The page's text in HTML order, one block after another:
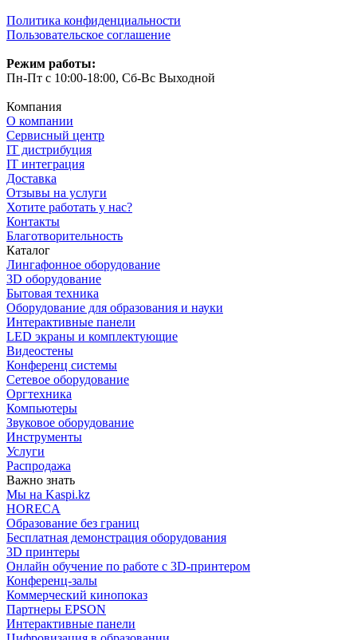
Политика конфиденциальности
Пользовательское соглашение
Режим работы:
Пн-Пт с 10:00-18:00, Сб-Вс Выходной
Компания
О компании
Сервисный центр
IT дистрибуция
IT интеграция
Доставка
Отзывы на услуги
Хотите работать у нас?
Контакты
Благотворительность
Каталог
Лингафонное оборудование
3D оборудование
Бытовая техника
Оборудование для образования и науки
Интерактивные панели
LED экраны и комплектующие
Видеостены
Конференц системы
Сетевое оборудование
Оргтехника
Компьютеры
Звуковое оборудование
Инструменты
Услуги
Распродажа
Важно знать
Мы на Kaspi.kz
HORECA
Образование без границ
Бесплатная демонстрация оборудования
3D принтеры
Онлайн обучение по работе с 3D-принтером
Конференц-залы
Коммерческий кинопоказ
Партнеры EPSON
Интерактивные панели